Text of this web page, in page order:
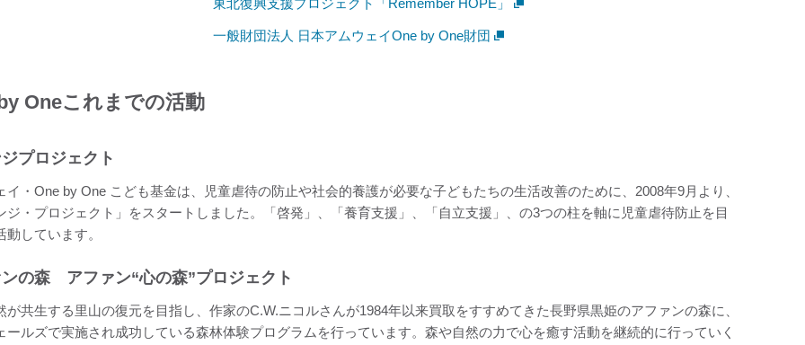
東北復興支援プロジェクト「Remember HOPE」
一般財団法人 日本アムウェイOne by One財団
Oneこれまでの活動
プロジェクト
イ・One by One こども基金は、児童虐待の防止や社会的養護が必要な子どもたちの生活改善のために、2008年9月より、
ジ・プロジェクト」をスタートしました。「啓発」、「養育支援」、「自立支援」、の3つの柱を軸に児童虐待防止を目
動しています。
の森 アファン“心の森”プロジェクト
が共生する里山の復元を目指し、作家のC.W.ニコルさんが1984年以来買取をすすめてきた長野県黒姫のアファンの森に、
ールズで実施され成功している森林体験プログラムを行っています。森や自然の力で心を癒す活動を継続的に行っていく